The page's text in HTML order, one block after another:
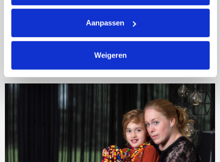
Aanpassen
Weigeren
Wist je dit?
8 feiten over bloed en kanker